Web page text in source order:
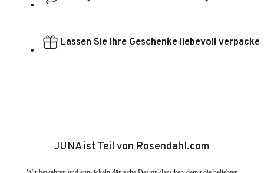
Lassen Sie Ihre Geschenke liebevoll
JUNA ist Teil von Rosendahl.com